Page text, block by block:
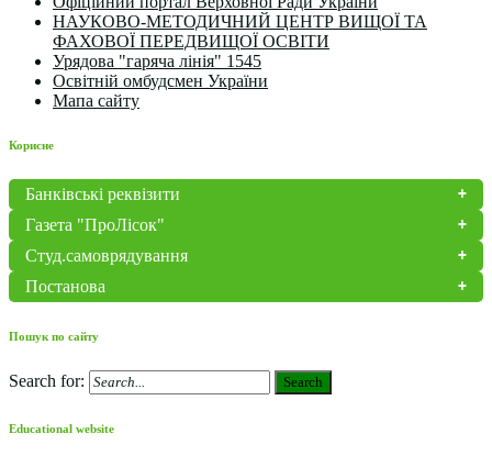
НАУКОВО-МЕТОДИЧНИЙ ЦЕНТР ВИЩОЇ ТА
ФАХОВОЇ ПЕРЕДВИЩОЇ ОСВІТИ
Урядова "гаряча лінія" 1545
Освітній омбудсмен України
Мапа сайту
Корисне
Банківські реквізити
Газета "ПроЛісок"
Студ.самоврядування
Постанова
Пошук по сайту
Search for: Search
Educational website